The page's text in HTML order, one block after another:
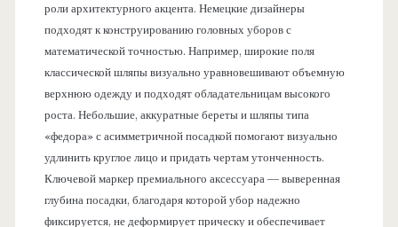
роли архитектурного акцента. Немецкие дизайнеры
подходят к конструированию головных уборов с
математической точностью. Например, широкие поля
классической шляпы визуально уравновешивают объемную
верхнюю одежду и подходят обладательницам высокого
роста. Небольшие, аккуратные береты и шляпы типа
«федора» с асимметричной посадкой помогают визуально
удлинить круглое лицо и придать чертам утонченность.
Ключевой маркер премиального аксессуара — выверенная
глубина посадки, благодаря которой убор надежно
фиксируется, не деформирует прическу и обеспечивает